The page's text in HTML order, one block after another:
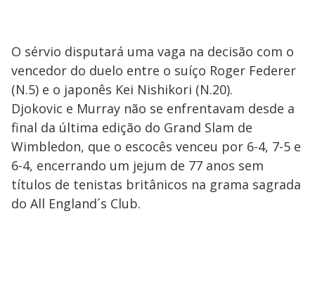
O sérvio disputará uma vaga na decisão com o
vencedor do duelo entre o suíço Roger Federer
(N.5) e o japonês Kei Nishikori (N.20).
Djokovic e Murray não se enfrentavam desde a
final da última edição do Grand Slam de
Wimbledon, que o escocês venceu por 6-4, 7-5 e
6-4, encerrando um jejum de 77 anos sem
títulos de tenistas britânicos na grama sagrada
do All England´s Club.